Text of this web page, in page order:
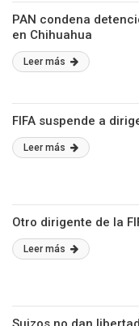
PAN condena
en Chihuahua
Leer más
FIFA suspende a
Leer más
Otro dirigente de la
Leer más